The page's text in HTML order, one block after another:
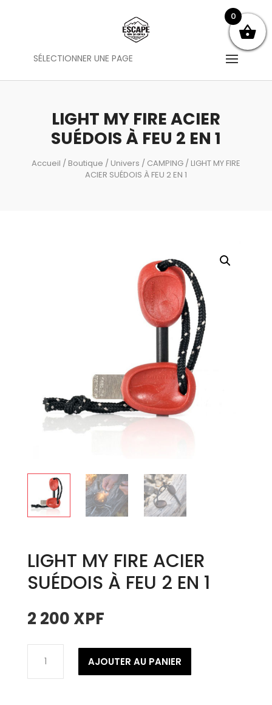
SÉLECTIONNER UNE PAGE
LIGHT MY FIRE ACIER
SUÉDOIS À FEU 2 EN 1
Accueil / Boutique / Univers / CAMPING/ LIGHT MY FIRE
ACIER SUÉDOIS À FEU 2 EN 1
LIGHT MY FIRE ACIER
SUÉDOIS À FEU 2 EN 1
2 200 XPF
LIGHT
AJOUTER AU PANIER
0